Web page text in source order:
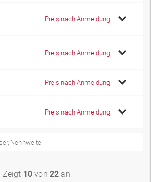
Preis nach Anmeldung
Preis nach Anmeldung
Preis nach Anmeldung
Preis nach Anmeldung
Nennweite
Zeigt 10 von 22 an